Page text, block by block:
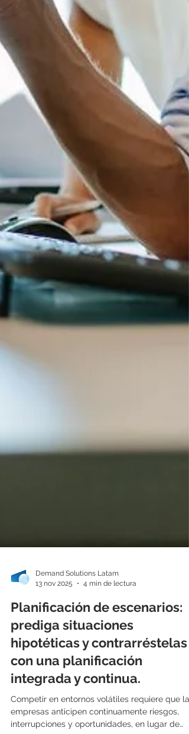
13 nov 2025
4 min de lectura
Planificación de escenarios:
prediga situaciones
hipotéticas y contrarréstelas
con una planificación
integrada y continua.